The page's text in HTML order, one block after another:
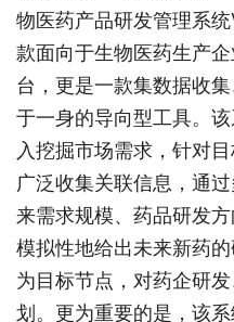
物医药产品研发管理系
款面向于生物医药生产
台，更是一款集数据收
于一身的导向型工具。
入挖掘市场需求，针对
广泛收集关联信息，通
来需求规模、药品研发
模拟性地给出未来新药
为目标节点，对药企研
划。更为重要的是，该